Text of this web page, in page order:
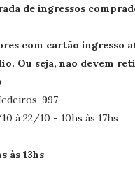
de ingressos
com cartão ingresso
Ou seja, não devem
997
à 22/10 - 10hs às 17hs
às 13hs